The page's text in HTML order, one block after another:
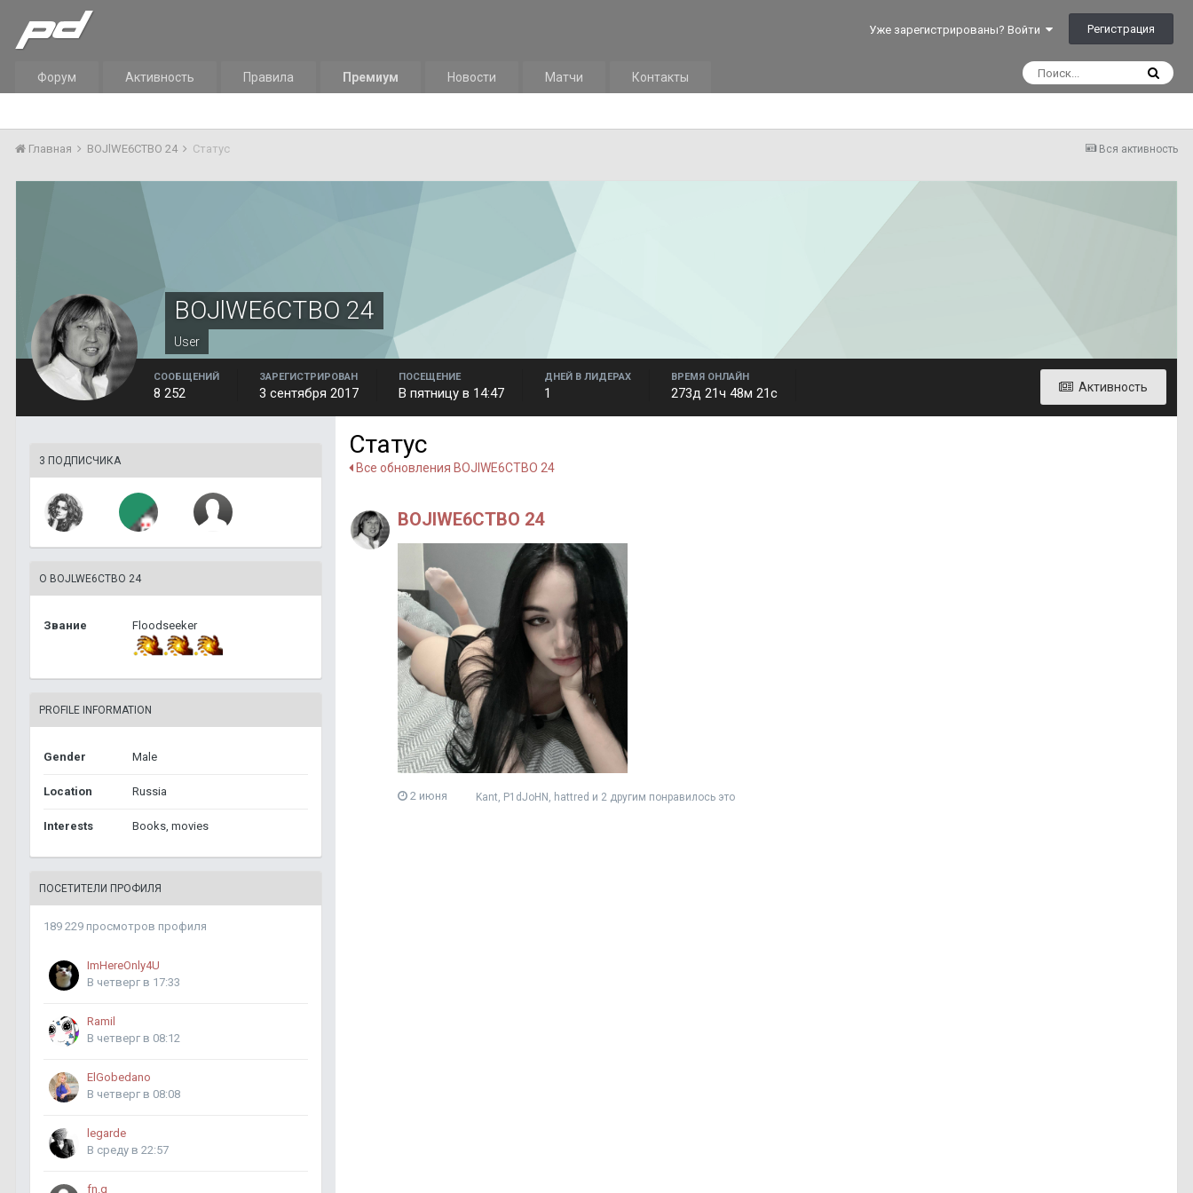
Уже зарегистрированы? Войти Регистрация
Форум Активность Правила Премиум Новости Матчи Контакты
Вся активность
Главная BOJlWE6CTBO 24 Статус
BOJlWE6CTBO 24
User
Активность
СООБЩЕНИЙ
8 252
ЗАРЕГИСТРИРОВАН
3 сентября 2017
ПОСЕЩЕНИЕ
В пятницу в 14:47
ДНЕЙ В ЛИДЕРАХ
1
ВРЕМЯ ОНЛАЙН
273д 21ч 48м 21с
3 ПОДПИСЧИКА
О BOJLWE6CTBO 24
Звание Floodseeker
PROFILE INFORMATION
Gender Male
Location Russia
Interests Books, movies
ПОСЕТИТЕЛИ ПРОФИЛЯ
189 229 просмотров профиля
ImHereOnly4U
В четверг в 17:33
Ramil
В четверг в 08:12
ElGobedano
В четверг в 08:08
legarde
В среду в 22:57
fn.q
Статус
Все обновления BOJlWE6CTBO 24
BOJlWE6CTBO 24
2 июня Kant P1dJoHN hattred и 2 другим понравилось это